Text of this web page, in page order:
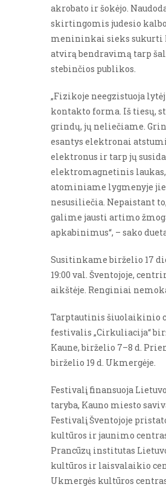
akrobato ir šokėjo.
skirtingomis judesio
menininkai sieks sukurti
atvirą bendravimą tarp
stebinčios publikos.
„Fizikoje neegzistuoja
kontakto forma. Iš tiesų,
grindų, jų neliečiame.
esantys elektronai
elektronus ir tarp jų
elektromagnetinis laukas,
atominiame lygmenyje
nesusiliečia. Nepaistant
galime jausti artimo
apkabinimus“, – sako
Susitinkame birželio 17
19:00 val. Šventojoje,
aikštėje. Renginiai
Tarptautinis šiuolaikinio
festivalis „Cirkuliacija“
Kaune, birželio 7–8 d.
birželio 19 d. Ukmergėje.
Festivalį finansuoja
taryba, Kauno miesto
Festivalį Šventojoje
kultūros ir jaunimo
Prancūzų institutas
kultūros ir laisvalaikio
Ukmergės kultūros